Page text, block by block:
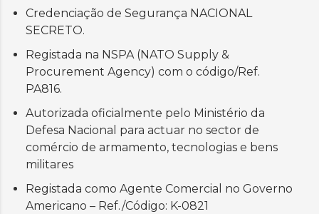
Credenciação de Segurança NACIONAL
SECRETO.
Registada na NSPA (NATO Supply &
Procurement Agency) com o código/Ref.
PA816.
Autorizada oficialmente pelo Ministério da
Defesa Nacional para actuar no sector de
comércio de armamento, tecnologias e bens
militares
Registada como Agente Comercial no Governo
Americano – Ref./Código: K-0821